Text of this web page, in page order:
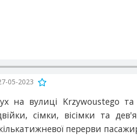
05-2023
на вулиці Krzywoustego
сімки, вісімки та
перерви